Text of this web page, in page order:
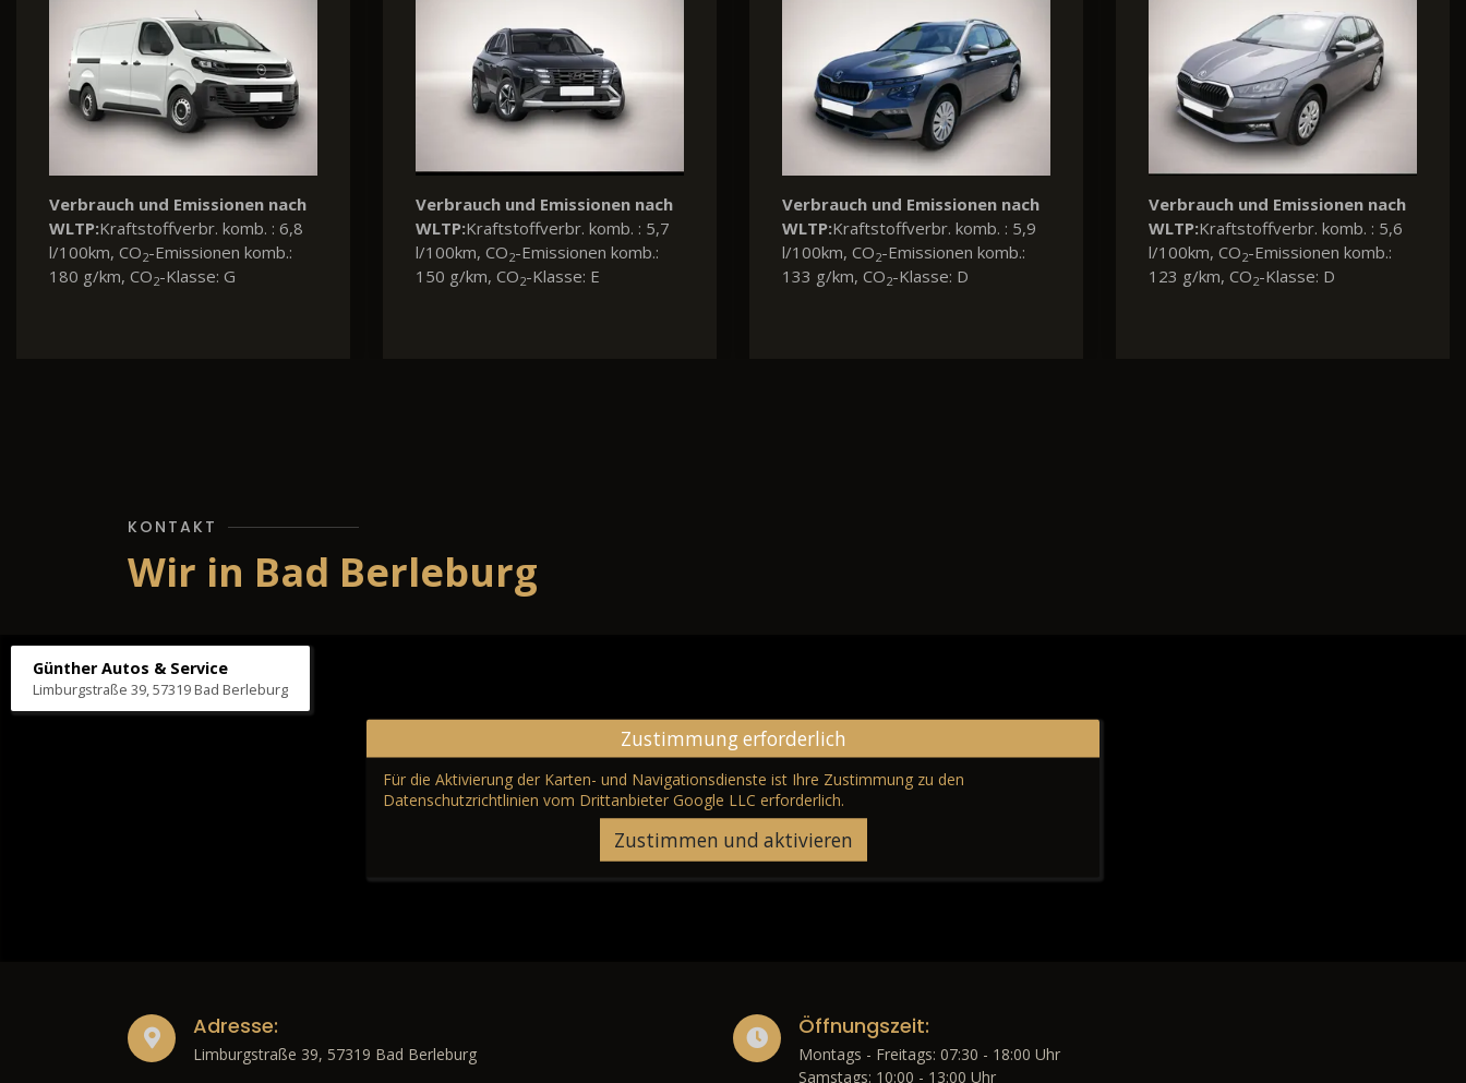
Verbrauch und Emissionen nach
WLTP:Kraftstoffverbr. komb. : 5,8
l/100km, CO2-Emissionen komb.:
116 g/km, CO2-Klasse: D
Verbrauch und Emissionen nach
WLTP:Kraftstoffverbr. komb. : 5,4
l/100km, CO2-Emissionen komb.:
122 g/km, CO2-Klasse: D
Verbrauch und Emissionen nach
WLTP:Kraftstoffverbr. komb. : 6,2
l/100km, CO2-Emissionen komb.:
140 g/km, CO2-Klasse: E
KONTAKT
Wir in Bad Berleburg
Günther Autos & Service
Limburgstraße 39, 57319 Bad Berleburg
Zustimmung erforderlich
Für die Aktivierung der Karten- und Navigationsdienste ist Ihre Zustimmung zu den
Datenschutzrichtlinien vom Drittanbieter Google LLC erforderlich.
Zustimmen und aktivieren
Adresse:
Limburgstraße 39, 57319 Bad Berleburg
Öffnungszeit:
Montags - Freitags: 07:30 - 18:00 Uhr
Samstags: 10:00 - 13:00 Uhr